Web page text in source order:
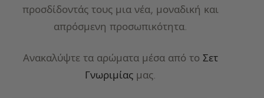
προσδίδοντάς τους μια νέα, μοναδική και
απρόσμενη προσωπικότητα.
Ανακαλύψτε τα αρώματα μέσα από το Σετ
Γνωριμίαςμας.